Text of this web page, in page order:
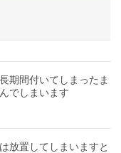
期間付いてしまったま
でしまいます
放置してしまいますと